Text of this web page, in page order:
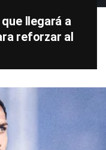
llegará a
reforzar al